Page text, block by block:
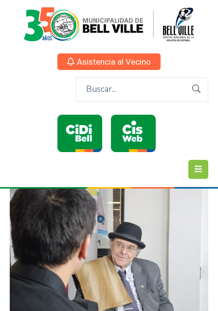
Asistencia al Vecino